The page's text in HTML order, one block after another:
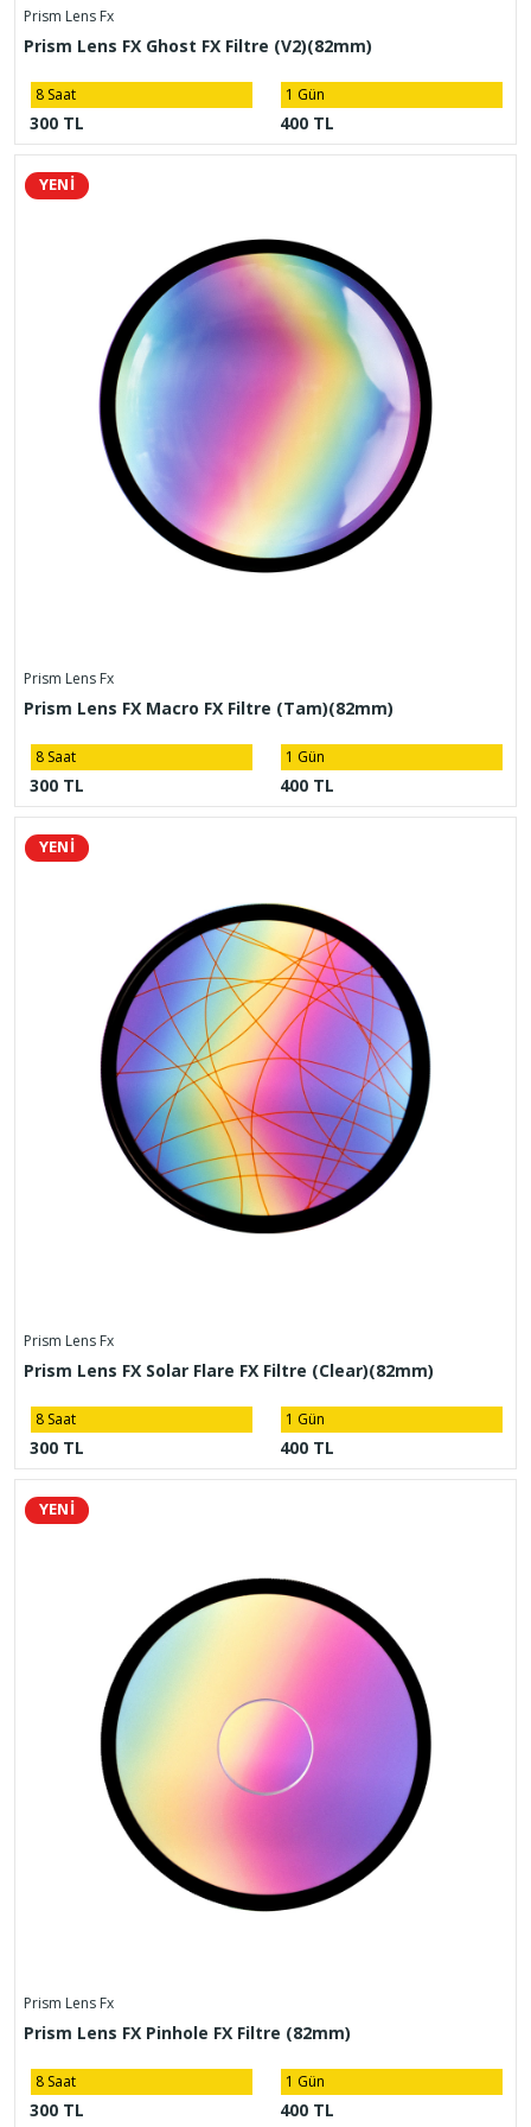
Prism Lens Fx
Prism Lens FX Ghost FX Filtre (V2)(82mm)
8 Saat
300 TL
1 Gün
400 TL
YENİ
Prism Lens Fx
Prism Lens FX Macro FX Filtre (Tam)(82mm)
8 Saat
300 TL
1 Gün
400 TL
YENİ
Prism Lens Fx
Prism Lens FX Solar Flare FX Filtre (Clear)(82mm)
8 Saat
300 TL
1 Gün
400 TL
YENİ
Prism Lens Fx
Prism Lens FX Pinhole FX Filtre (82mm)
8 Saat
300 TL
1 Gün
400 TL